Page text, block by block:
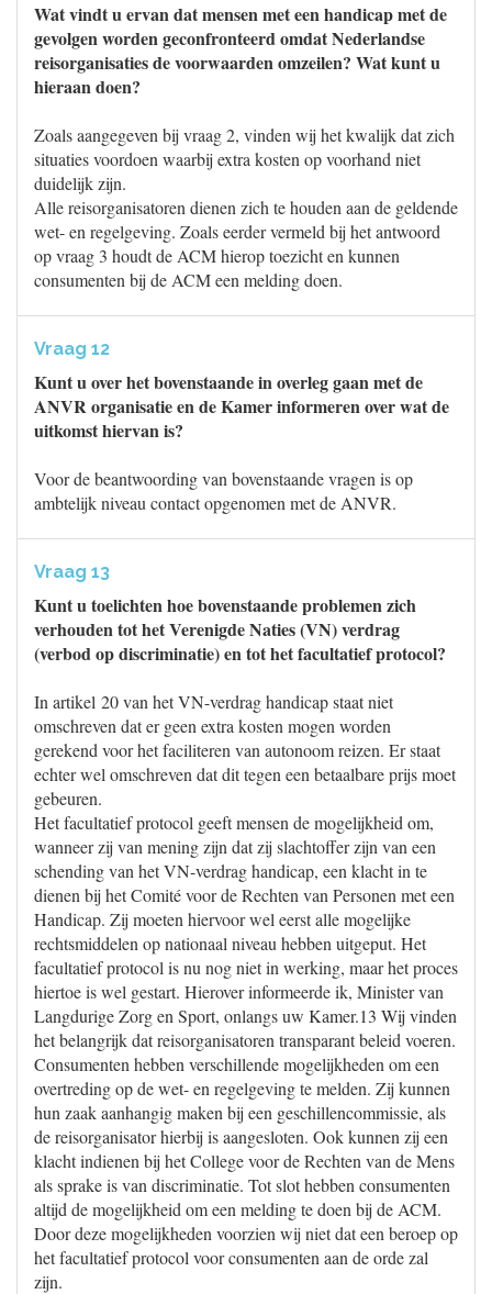
Wat vindt u ervan dat mensen met een handicap met de
gevolgen worden geconfronteerd omdat Nederlandse
reisorganisaties de voorwaarden omzeilen? Wat kunt u
hieraan doen?
Zoals aangegeven bij vraag 2, vinden wij het kwalijk dat zich
situaties voordoen waarbij extra kosten op voorhand niet
duidelijk zijn.
Alle reisorganisatoren dienen zich te houden aan de geldende
wet- en regelgeving. Zoals eerder vermeld bij het antwoord
op vraag 3 houdt de ACM hierop toezicht en kunnen
consumenten bij de ACM een melding doen.
Vraag 12
Kunt u over het bovenstaande in overleg gaan met de
ANVR organisatie en de Kamer informeren over wat de
uitkomst hiervan is?
Voor de beantwoording van bovenstaande vragen is op
ambtelijk niveau contact opgenomen met de ANVR.
Vraag 13
Kunt u toelichten hoe bovenstaande problemen zich
verhouden tot het Verenigde Naties (VN) verdrag
(verbod op discriminatie) en tot het facultatief protocol?
In artikel 20 van het VN-verdrag handicap staat niet
omschreven dat er geen extra kosten mogen worden
gerekend voor het faciliteren van autonoom reizen. Er staat
echter wel omschreven dat dit tegen een betaalbare prijs moet
gebeuren.
Het facultatief protocol geeft mensen de mogelijkheid om,
wanneer zij van mening zijn dat zij slachtoffer zijn van een
schending van het VN-verdrag handicap, een klacht in te
dienen bij het Comité voor de Rechten van Personen met een
Handicap. Zij moeten hiervoor wel eerst alle mogelijke
rechtsmiddelen op nationaal niveau hebben uitgeput. Het
facultatief protocol is nu nog niet in werking, maar het proces
hiertoe is wel gestart. Hierover informeerde ik, Minister van
Langdurige Zorg en Sport, onlangs uw Kamer.13 Wij vinden
het belangrijk dat reisorganisatoren transparant beleid voeren.
Consumenten hebben verschillende mogelijkheden om een
overtreding op de wet- en regelgeving te melden. Zij kunnen
hun zaak aanhangig maken bij een geschillencommissie, als
de reisorganisator hierbij is aangesloten. Ook kunnen zij een
klacht indienen bij het College voor de Rechten van de Mens
als sprake is van discriminatie. Tot slot hebben consumenten
altijd de mogelijkheid om een melding te doen bij de ACM.
Door deze mogelijkheden voorzien wij niet dat een beroep op
het facultatief protocol voor consumenten aan de orde zal
zijn.